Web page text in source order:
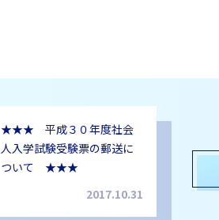
★★★ 平成３０年度社会
人入学試験受験票の郵送に
ついて ★★★
2017.10.31